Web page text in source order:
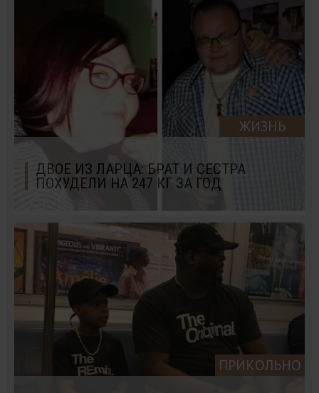
ЖИЗНЬ
ДВОЕ ИЗ ЛАРЦА: БРАТ И СЕСТРА
ПОХУДЕЛИ НА 247 КГ ЗА ГОД
ПРИКОЛЬНО